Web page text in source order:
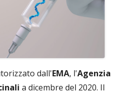
dall'EMA, l'Agenzia
a dicembre del 2020. Il